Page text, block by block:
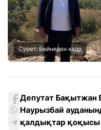
Сурет: Бейнеден кадр
Депутат Бақытжан
Наурызбай
қалдықтар қоқысы